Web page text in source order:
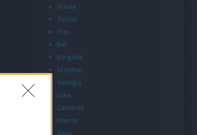
Úrsula
Tobías
Trip
Bel
Borgoña
Stephan
Georgia
Luke
Cameron
Miette
Xana